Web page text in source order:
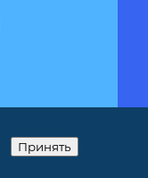
Принять